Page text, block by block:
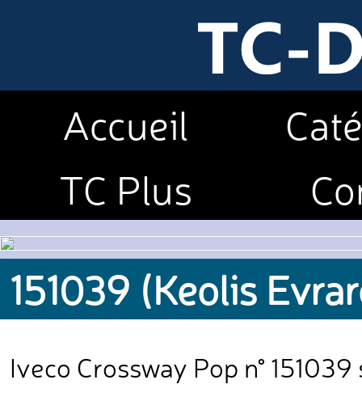
Accueil
TC Plus
151039 (Keolis
Iveco Crossway Pop n°